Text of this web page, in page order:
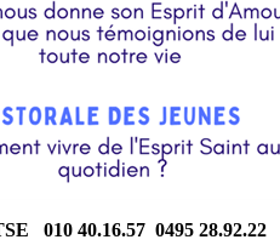
010 40.16.57 0495 28.92.22